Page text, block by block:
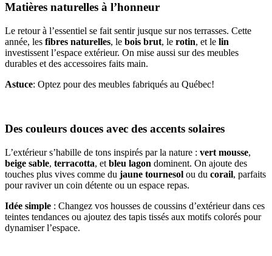
Matières naturelles à l’honneur
Le retour à l’essentiel se fait sentir jusque sur nos terrasses. Cette
année, les fibres naturelles, le bois brut, le rotin, et le lin
investissent l’espace extérieur. On mise aussi sur des meubles
durables et des accessoires faits main.
Astuce: Optez pour des meubles fabriqués au Québec!
Des couleurs douces avec des accents solaires
L’extérieur s’habille de tons inspirés par la nature : vert mousse,
beige sable, terracotta, et bleu lagon dominent. On ajoute des
touches plus vives comme du jaune tournesol ou du corail, parfaits
pour raviver un coin détente ou un espace repas.
Idée simple : Changez vos housses de coussins d’extérieur dans ces
teintes tendances ou ajoutez des tapis tissés aux motifs colorés pour
dynamiser l’espace.